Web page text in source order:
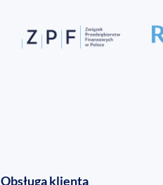
Obsługa klienta